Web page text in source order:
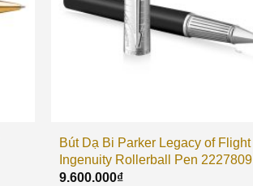
Bút Dạ Bi Parker Legacy of Flight
Ingenuity Rollerball Pen 2227809
9.600.000₫